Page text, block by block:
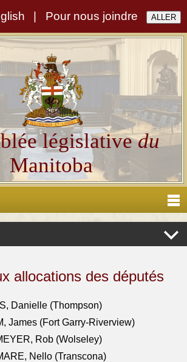
Pour nous joindre
législativedu
Manitoba
allocations des députés
Danielle (Thompson)
James (Fort Garry-Riverview)
Rob (Wolseley)
Nello (Transcona)